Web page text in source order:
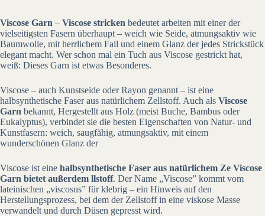
Viscose Garn – Viscose stricken bedeutet arbeiten mit einer der
vielseitigsten Fasern überhaupt – weich wie Seide, atmungsaktiv wie
Baumwolle, mit herrlichem Fall und einem Glanz der jedes Strickstück
elegant macht. Wer schon mal ein Tuch aus Viscose gestrickt hat,
weiß: Dieses Garn ist etwas Besonderes.
Viscose – auch Kunstseide oder Rayon genannt – ist eine
halbsynthetische Faser aus natürlichem Zellstoff. Auch als Viscose
Garn bekannt, Hergestellt aus Holz (meist Buche, Bambus oder
Eukalyptus), verbindet sie die besten Eigenschaften von Natur- und
Kunstfasern: weich, saugfähig, atmungsaktiv, mit einem
wunderschönen Glanz der
Viscose ist eine halbsynthetische Faser aus natürlichem Ze Viscose
Garn bietet außerdem llstoff. Der Name „Viscose” kommt vom
lateinischen „viscosus” für klebrig – ein Hinweis auf den
Herstellungsprozess, bei dem der Zellstoff in eine viskose Masse
verwandelt und durch Düsen gepresst wird.